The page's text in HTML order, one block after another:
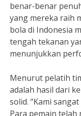
benar-benar
yang mereka raih
bola di Indonesia
tengah tekanan
menunjukkan
Menurut pelatih
adalah hasil dari
solid. “Kami
Para pemain telah